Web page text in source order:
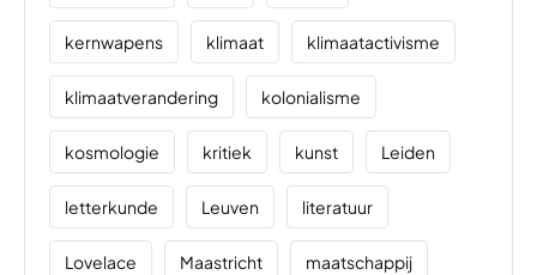
kernwapens klimaat klimaatactivisme
klimaatverandering kolonialisme
kosmologie kritiek kunst Leiden
letterkunde Leuven literatuur
Lovelace Maastricht maatschappij